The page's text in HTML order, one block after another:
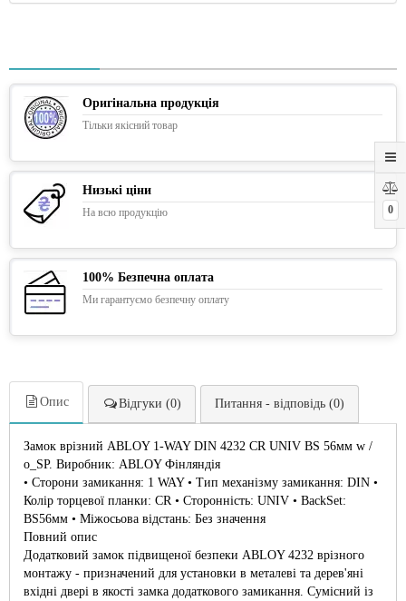
0
Оригінальна продукція
Тільки якісний товар
Низькі ціни
На всю продукцію
100% Безпечна оплата
Ми гарантуємо безпечну оплату
Опис Відгуки (0) Питання - відповідь (0)
Замок врізний ABLOY 1-WAY DIN 4232 CR UNIV BS 56мм w /
o_SP. Виробник: ABLOY Фінляндія
• Сторони замикання: 1 WAY • Тип механізму замикання: DIN •
Колір торцевої планки: CR • Сторонність: UNIV • BackSet:
BS56мм • Міжосьова відстань: Без значення
Повний опис
Додатковий замок підвищеної безпеки ABLOY 4232 врізного
монтажу - призначений для установки в металеві та дерев'яні
вхідні двері в якості замка додаткового замикання. Сумісний із